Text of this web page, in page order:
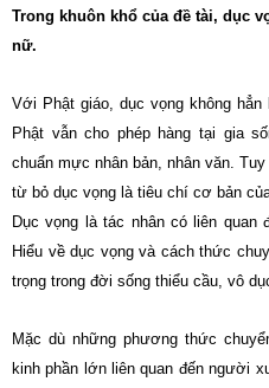
Trong khuôn khổ của đề tài, dục
nữ.
Với Phật giáo, dục vọng không
Phật vẫn cho phép hàng tại gia
chuẩn mực nhân bản, nhân văn.
từ bỏ dục vọng là tiêu chí cơ bản
Dục vọng là tác nhân có liên
Hiểu về dục vọng và cách thức
trọng trong đời sống thiểu cầu, vô
Mặc dù những phương thức
kinh phần lớn liên quan đến người